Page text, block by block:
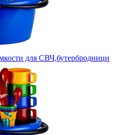
для СВЧ,бутербродници